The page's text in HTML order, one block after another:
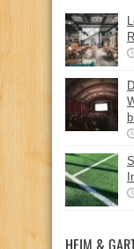
HEIM &